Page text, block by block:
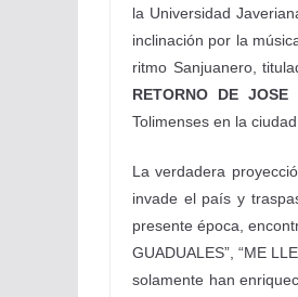
la Universidad
inclinación por la
ritmo Sanjuanero,
RETORNO DE JOSE
Tolimenses en la
La verdadera
invade el país y
presente época,
GUADUALES”, “ME
solamente han